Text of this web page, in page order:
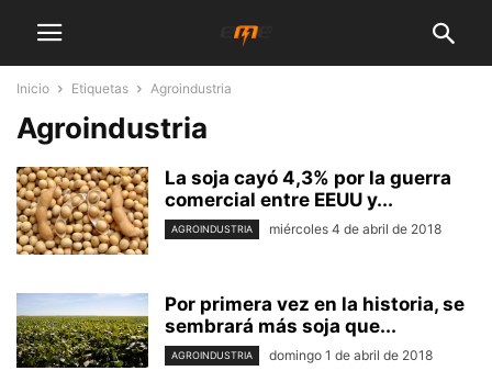
Inicio Etiquetas Agroindustria
Agroindustria
La soja cayó 4,3% por la guerra
comercial entre EEUU y...
AGROINDUSTRIA miércoles 4 de abril de 2018
Por primera vez en la historia, se
sembrará más soja que...
AGROINDUSTRIA domingo 1 de abril de 2018